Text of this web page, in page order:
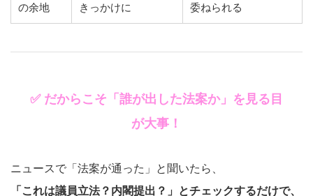
の余地
きっかけに
委ねられる
✅ だからこそ「誰が出した法案か」を見る目
が大事！
ニュースで「法案が通った」と聞いたら、
「これは議員立法？内閣提出？」とチェックするだけで、